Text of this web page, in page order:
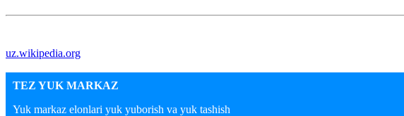
uz.wikipedia.org
TEZ YUK MARKAZ
Yuk markaz elonlari yuk yuborish va yuk tashish